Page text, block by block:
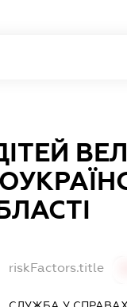
riskFactors.title